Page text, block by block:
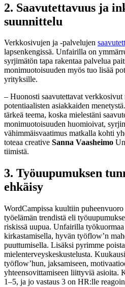
2. Saavutettavuus ja
suunnittelu
Verkkosivujen ja -palvelujen
lapsenkengissä. Unfairilla on
syrjimätön tapa rakentaa palvelua
monimuotoisuuden myös tuo lisää
yrityksille.
– Huonosti saavutettavat verkkosivut
potentiaalisten asiakkaiden
tärkeä teema, koska mielestäni
monimuotoisuuden huomioivat,
vähimmäisvaatimus matkalla kohti
toteaa creative Sanna Vaasheimo
tiimistä.
3. Työuupumuksen
ehkäisy
WordCampissa kuultiin puheenvuoro
työelämän trendistä eli
riskissä uupua. Unfairilla
kirkastamisella, hyvän työflow’n
puuttumisella. Lisäksi pyrimme
mielenterveyskeskustelusta.
työflow’hun, jaksamiseen,
yhteensovittamiseen liittyviä asioita.
1–5, ja jo vastaus 3 on HR:lle